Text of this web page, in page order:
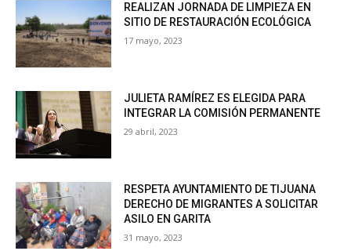
REALIZAN JORNADA DE LIMPIEZA EN
SITIO DE RESTAURACIÓN ECOLÓGICA
17 mayo, 2023
JULIETA RAMÍREZ ES ELEGIDA PARA
INTEGRAR LA COMISIÓN PERMANENTE
29 abril, 2023
RESPETA AYUNTAMIENTO DE TIJUANA
DERECHO DE MIGRANTES A SOLICITAR
ASILO EN GARITA
31 mayo, 2023